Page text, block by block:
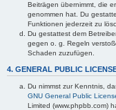
Beiträgen übernimmt, die
genommen hat. Du
Funktionen jederzeit zu
Du gestattest dem
gegen o. g. Regeln
Schaden zuzufügen.
4. GENERAL PUBLIC
Du nimmst zur Kenntnis,
GNU General Public
Limited (www.phpbb.com)